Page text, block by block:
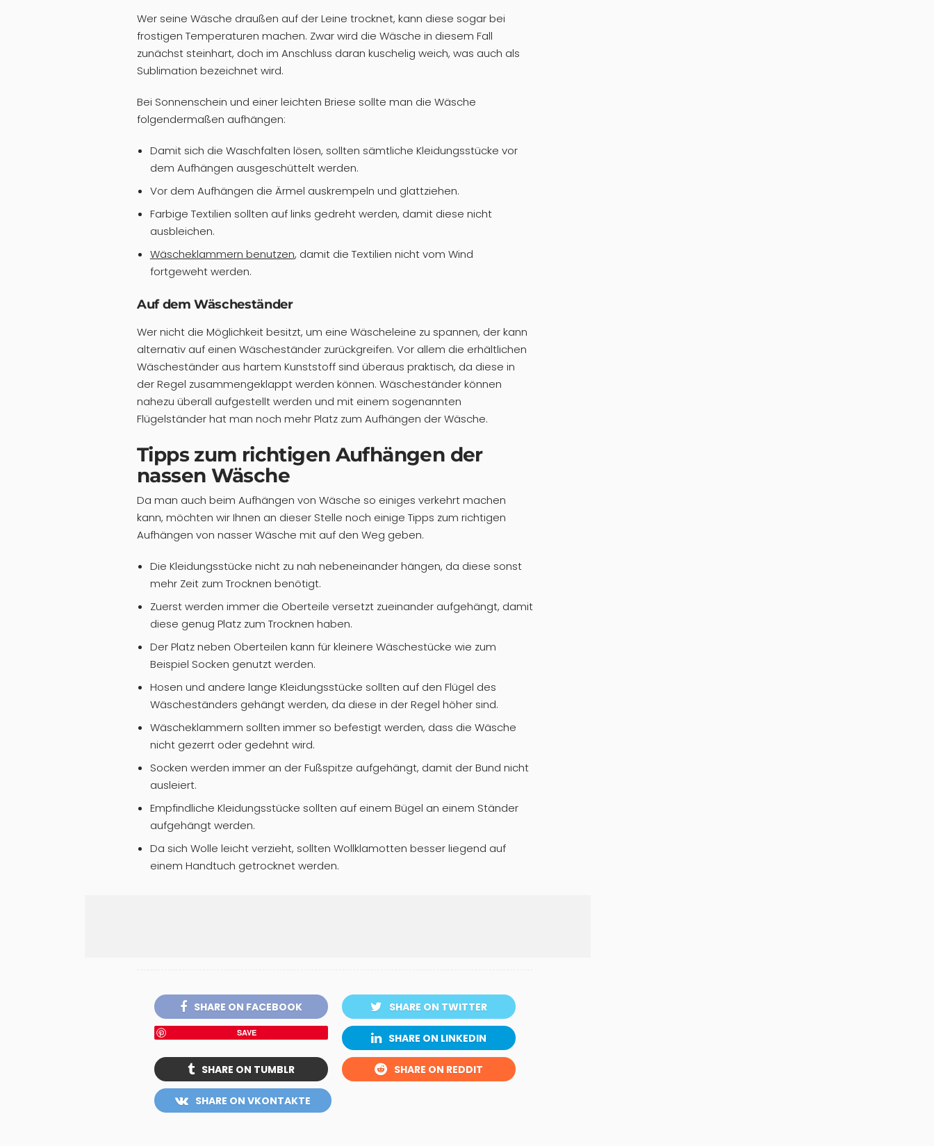
Wer seine Wäsche draußen auf der Leine trocknet, kann diese sogar bei
frostigen Temperaturen machen. Zwar wird die Wäsche in diesem Fall
zunächst steinhart, doch im Anschluss daran kuschelig weich, was auch als
Sublimation bezeichnet wird.
Bei Sonnenschein und einer leichten Briese sollte man die Wäsche
folgendermaßen aufhängen:
Damit sich die Waschfalten lösen, sollten sämtliche Kleidungsstücke vor
dem Aufhängen ausgeschüttelt werden.
Vor dem Aufhängen die Ärmel auskrempeln und glattziehen.
Farbige Textilien sollten auf links gedreht werden, damit diese nicht
ausbleichen.
Wäscheklammern benutzen, damit die Textilien nicht vom Wind
fortgeweht werden.
Auf dem Wäscheständer
Wer nicht die Möglichkeit besitzt, um eine Wäscheleine zu spannen, der kann
alternativ auf einen Wäscheständer zurückgreifen. Vor allem die erhältlichen
Wäscheständer aus hartem Kunststoff sind überaus praktisch, da diese in
der Regel zusammengeklappt werden können. Wäscheständer können
nahezu überall aufgestellt werden und mit einem sogenannten
Flügelständer hat man noch mehr Platz zum Aufhängen der Wäsche.
Tipps zum richtigen Aufhängen der
nassen Wäsche
Da man auch beim Aufhängen von Wäsche so einiges verkehrt machen
kann, möchten wir Ihnen an dieser Stelle noch einige Tipps zum richtigen
Aufhängen von nasser Wäsche mit auf den Weg geben.
Die Kleidungsstücke nicht zu nah nebeneinander hängen, da diese sonst
mehr Zeit zum Trocknen benötigt.
Zuerst werden immer die Oberteile versetzt zueinander aufgehängt, damit
diese genug Platz zum Trocknen haben.
Der Platz neben Oberteilen kann für kleinere Wäschestücke wie zum
Beispiel Socken genutzt werden.
Hosen und andere lange Kleidungsstücke sollten auf den Flügel des
Wäscheständers gehängt werden, da diese in der Regel höher sind.
Wäscheklammern sollten immer so befestigt werden, dass die Wäsche
nicht gezerrt oder gedehnt wird.
Socken werden immer an der Fußspitze aufgehängt, damit der Bund nicht
ausleiert.
Empfindliche Kleidungsstücke sollten auf einem Bügel an einem Ständer
aufgehängt werden.
Da sich Wolle leicht verzieht, sollten Wollklamotten besser liegend auf
einem Handtuch getrocknet werden.
SHARE ON FACEBOOK SHARE ON TWITTER
SAVE SHARE ON LINKEDIN
SHARE ON TUMBLR SHARE ON REDDIT
SHARE ON VKONTAKTE